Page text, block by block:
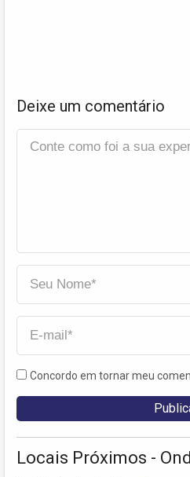
Deixe um comentário
Concordo em tornar meu
Locais Próximos -